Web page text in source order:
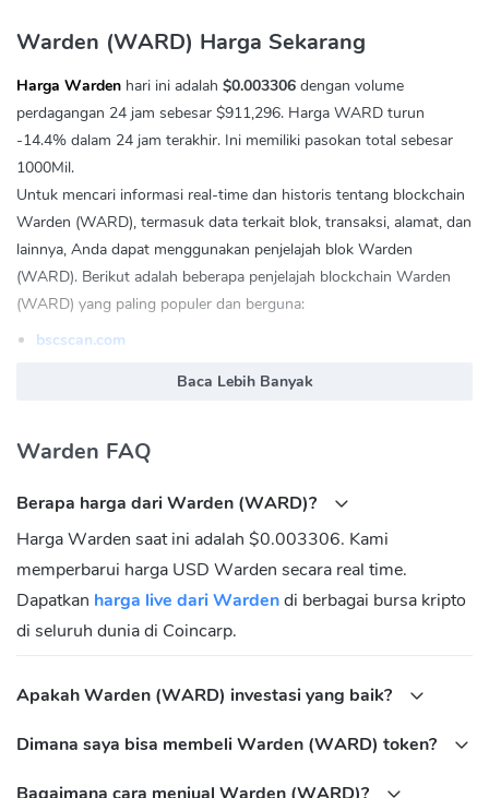
Warden (WARD) Harga Sekarang
Harga Warden hari ini adalah $0.003306 dengan volume
perdagangan 24 jam sebesar $911,296. Harga WARD turun
-14.4% dalam 24 jam terakhir. Ini memiliki pasokan total sebesar
1000Mil.
Untuk mencari informasi real-time dan historis tentang blockchain
Warden (WARD), termasuk data terkait blok, transaksi, alamat, dan
lainnya, Anda dapat menggunakan penjelajah blok Warden
(WARD). Berikut adalah beberapa penjelajah blockchain Warden
(WARD) yang paling populer dan berguna:
bscscan.com
Warden (WARD) Komunidasi
Discord:https://discord.gg/wardenprotocol
Telegram 1:https://t.me/wardenprotocol
Telegram 2: https://t.me/warden_news
Apa yang dimaksud dengan alamat Kontrak
Warden (WARD)?
0x6dc200b21894af4660b549b678ea8df22bf7cfac
Baca Lebih Banyak
Warden FAQ
Berapa harga dari Warden (WARD)?
Harga Warden saat ini adalah $0.003306. Kami
memperbarui harga USD Warden secara real time.
Dapatkan harga live dari Wardendi berbagai bursa kripto
di seluruh dunia di Coincarp.
Apakah Warden (WARD) investasi yang baik?
Dimana saya bisa membeli Warden (WARD) token?